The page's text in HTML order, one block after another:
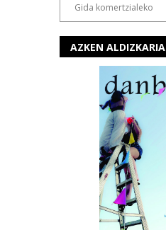
AZKEN ALDIZKARIA